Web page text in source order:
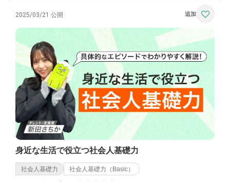
2025/03/21 公開
身近な生活で役立つ社会人基礎力
社会人基礎力 社会人基礎力（Basic）